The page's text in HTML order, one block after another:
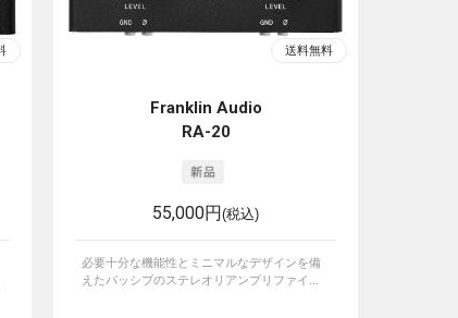
Franklin Audio
RA-20
55,000円(税込)
必要十分な機能性とミニマルなデザインを備
えたパッシブのステレオリアンプリファイ...